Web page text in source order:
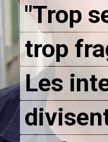
"Trop
trop
Les
"Trop
trop
Les